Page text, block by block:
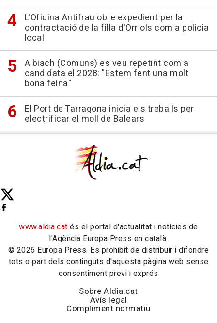
L'Oficina Antifrau obre expedient per la
contractació de la filla d'Orriols com a policia
local
Albiach (Comuns) es veu repetint com a
candidata el 2028: "Estem fent una molt
bona feina"
El Port de Tarragona inicia els treballs per
electrificar el moll de Balears
www.aldia.cat és el portal d'actualitat i notícies de
l'Agència Europa Press en català.
© 2026 Europa Press. És prohibit de distribuir i difondre
tots o part dels continguts d'aquesta pàgina web sense
consentiment previ i exprés
Sobre Aldia.cat
Avís legal
Compliment normatiu